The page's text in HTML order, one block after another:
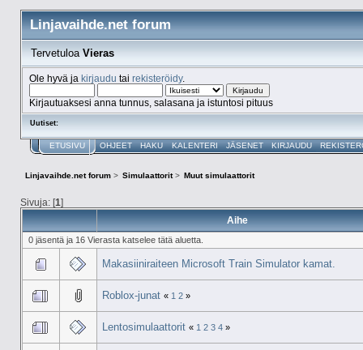
Linjavaihde.net forum
TervetuloaVieras
Ole hyvä ja kirjaudu tai rekisteröidy.
Kirjautuaksesi anna tunnus, salasana ja istuntosi pituus
Uutiset:
ETUSIVU OHJEET HAKU KALENTERI JÄSENET KIRJAUDU
Linjavaihde.net forum> Simulaattorit> Muut simulaattorit
Sivuja: [1]
Aihe
0 jäsentä ja 16 Vierasta katselee tätä aluetta.
Makasiiniraiteen Microsoft Train Simulator kamat.
Roblox-junat « 1 2»
Lentosimulaattorit « 1 2 3 4»